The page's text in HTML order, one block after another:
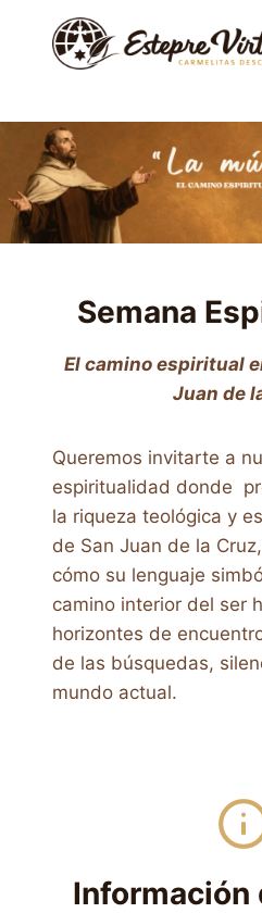
contenido
Semana
El camino espiritual
Juan de
Queremos invitarte a
espiritualidad donde
la riqueza teológica y
de San Juan de la
cómo su lenguaje
camino interior del ser
horizontes de
de las búsquedas,
mundo actual.
Información